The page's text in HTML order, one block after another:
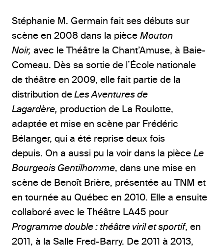
Stéphanie M. Germain fait ses débuts sur
scène en 2008 dans la pièce Mouton
Noir, avec le Théâtre la Chant’Amuse, à Baie-
Comeau. Dès sa sortie de l’École nationale
de théâtre en 2009, elle fait partie de la
distribution deLes Aventures de
Lagardère, production de La Roulotte,
adaptée et mise en scène par Frédéric
Bélanger, qui a été reprise deux fois
depuis. On a aussi pu la voir dans la pièce Le
Bourgeois Gentilhomme, dans une mise en
scène de Benoît Brière, présentée au TNM et
en tournée au Québec en 2010. Elle a ensuite
collaboré avec le Théâtre LA45 pour
Programme double : théâtre viril et sportif, en
2011, à la Salle Fred-Barry. De 2011 à 2013,